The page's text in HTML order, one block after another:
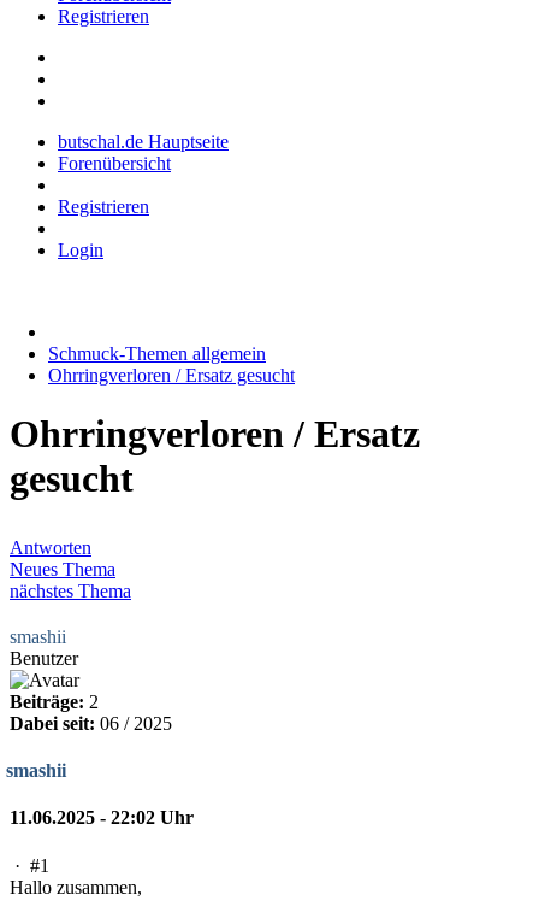
Registrieren
butschal.de Hauptseite
Forenübersicht
Registrieren
Login
Schmuck-Themen allgemein
Ohrringverloren / Ersatz gesucht
Ohrringverloren / Ersatz
gesucht
Antworten
Neues Thema
nächstes Thema
smashii
Benutzer
Beiträge: 2
Dabei seit: 06 / 2025
smashii
11.06.2025 - 22:02 Uhr
· #1
Hallo zusammen,